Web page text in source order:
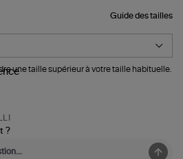
Guide des tailles
une taille supérieur à votre taille habituelle.
?